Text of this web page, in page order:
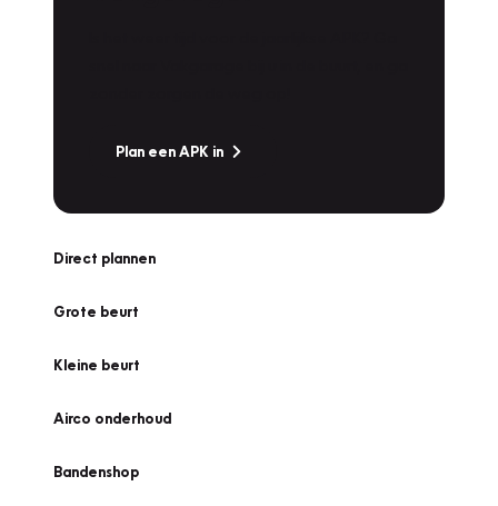
Plan een APK in
Direct plannen
Grote beurt
Kleine beurt
Airco onderhoud
Bandenshop